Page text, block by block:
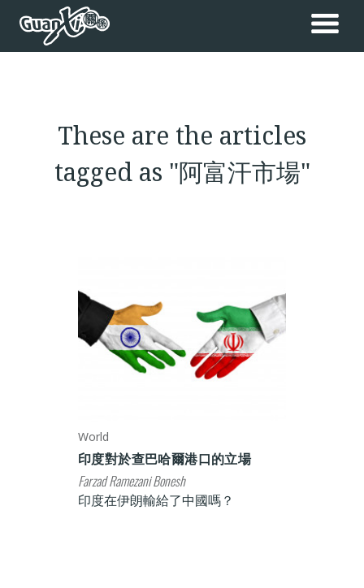
These are the articles
tagged as "阿富汗市場"
World
印度對於查巴哈爾港口的立場
Farzad Ramezani Bonesh
印度在伊朗輸給了中國嗎？